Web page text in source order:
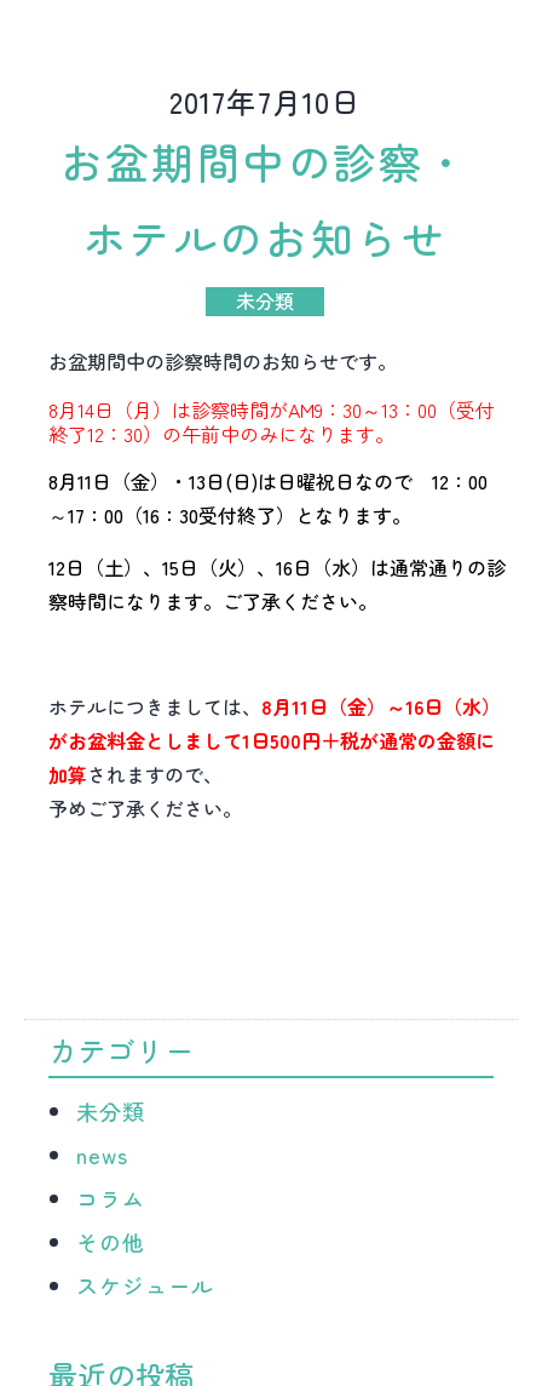
2017年7月10日
お盆期間中の診察・
ホテルのお知らせ
未分類
お盆期間中の診察時間のお知らせです。
8月14日（月）は診察時間がAM9：30～13：00（受付
終了12：30）の午前中のみになります。
8月11日（金）・13日(日)は日曜祝日なので 12：00
～17：00（16：30受付終了）となります。
12日（土）、15日（火）、16日（水）は通常通りの診
察時間になります。ご了承ください。
ホテルにつきましては、 8月11日（金）～16日（水）
がお盆料金としまして1日500円＋税が通常の金額に
加算されますので、
予めご了承ください。
カテゴリー
未分類
news
コラム
その他
スケジュール
最近の投稿